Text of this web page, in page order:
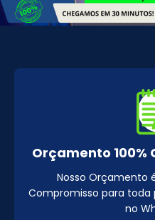
Orçamento
Nosso Orçamento
Compromisso para toda
no